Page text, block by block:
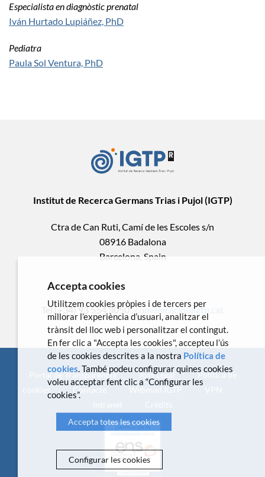
Especialista en diagnòstic prenatal
Iván Hurtado Lupiáñez, PhD
Pediatra
Paula Sol Ventura, PhD
Institut de Recerca Germans Trias i Pujol (IGTP)
Ctra de Can Ruti, Camí de les Escoles s/n
08916 Badalona
Barcelona, Spain
Tel.(+34) 93 554 3050 .comunicacio@igtp.cat
Portal de Transparència Avís Legal
Política de
Contacte Webmail IGTP
Accepta cookies
Utilitzem cookies pròpies i de tercers per
millorar l’experiència d’usuari, analitzar el
trànsit del lloc web i personalitzar el contingut.
En fer clic a "Accepta les cookies", accepteu l’ús
de les cookies descrites a la nostra Política de
cookies. També podeu configurar quines cookies
voleu acceptar fent clic a “Configurar les
cookies”.
Accepta totes les cookies
Configurar les cookies